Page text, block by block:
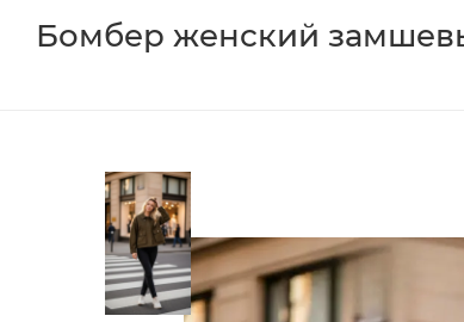
Бомбер женский